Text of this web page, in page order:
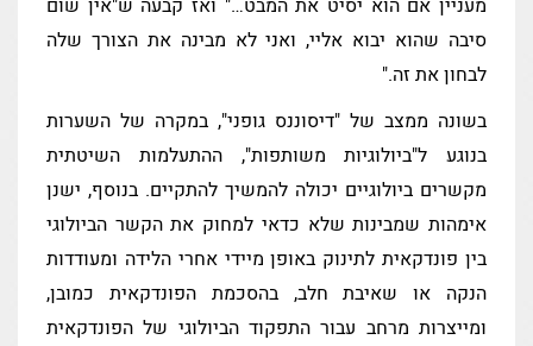
מעניין אם הוא יסיט את המבט…" ואז קבעה ש"אין שום
סיבה שהוא יבוא אליי, ואני לא מבינה את הצורך שלה
לבחון את זה."
בשונה ממצב של "דיסוננס גופני", במקרה של השערות
בנוגע ל"ביולוגיות משותפות", ההתעלמות השיטתית
מקשרים ביולוגיים יכולה להמשיך להתקיים. בנוסף, ישנן
אימהות שמבינות שלא כדאי למחוק את הקשר הביולוגי
בין פונדקאית לתינוק באופן מיידי אחרי הלידה ומעודדות
הנקה או שאיבת חלב, בהסכמת הפונדקאית כמובן,
ומייצרות מרחב עבור התפקוד הביולוגי של הפונדקאית